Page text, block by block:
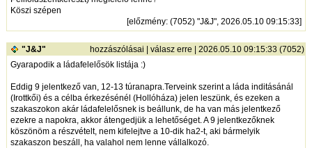
Köszi szépen
[előzmény: (7052) "J&J", 2026.05.10 09:15:33]
"J&J" hozzászólásai |válasz erre | 2026.05.10 09:15:33 (7052)
Gyarapodik a ládafelelősök listája :)
Eddig 9 jelentkező van, 12-13 túranapra.Terveink szerint a láda inditásánál
(Irottkői) és a célba érkezésénél (Hollóháza) jelen leszünk, és ezeken a
szakaszokon akár ládafelelősnek is beállunk, de ha van más jelentkező
ezekre a napokra, akkor átengedjük a lehetőséget. A 9 jelentkezőknek
köszönöm a részvételt, nem kifelejtve a 10-dik ha2-t, aki bármelyik
szakaszon beszáll, ha valahol nem lenne vállalkozó.